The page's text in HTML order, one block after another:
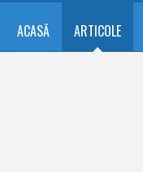
ACASĂ ARTICOLE